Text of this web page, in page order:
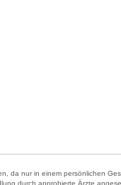
nur in einem persönlichen
durch approbierte Ärzte